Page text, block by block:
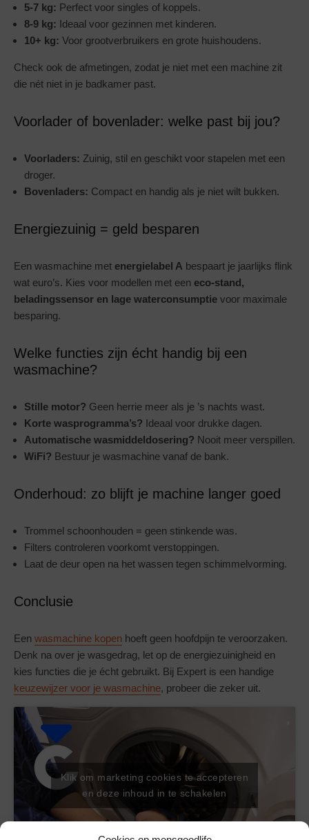
5-7 kg: Perfect voor singles of koppels.
8-9 kg: Ideaal voor gezinnen met kinderen.
10+ kg: Voor grootverbruikers en grote huishoudens.
Check ook de afmetingen, zodat je niet met een machine zit
die nét niet in je badkamer past.
Voorlader of bovenlader: welke past bij jou?
Voorladers: Zuinig, stil en geschikt voor stapelen met een
droger.
Bovenladers: Compact en handig als je niet wilt bukken.
Energiezuinig = geld besparen
Een wasmachine met energielabel A bespaart je jaarlijks flink
wat euro’s. Kies voor modellen met een eco-stand,
beladingssensor en lage waterconsumptie voor maximale
besparing.
Welke functies zijn écht handig bij een
wasmachine?
Stille motor? Geen herrie meer als je ’s nachts wast.
Korte wasprogramma’s? Ideaal voor drukke dagen.
Automatische wasmiddeldosering? Nooit meer verspillen.
WiFi? Bestuur je wasmachine vanaf de bank.
Onderhoud: zo blijft je machine langer goed
Trommel schoonhouden = geen stinkende was.
Filters controleren voorkomt verstoppingen.
Laat de deur open na het wassen tegen schimmelvorming.
Conclusie
Een wasmachine kopen hoeft geen hoofdpijn te veroorzaken.
Denk na over je wasgedrag, let op de energiezuinigheid en
kies functies die je écht gebruikt. Bij Expert is een handige
keuzewijzer voor je wasmachine, probeer die zeker uit.
Klik om marketing cookies te accepteren
en deze inhoud in te schakelen